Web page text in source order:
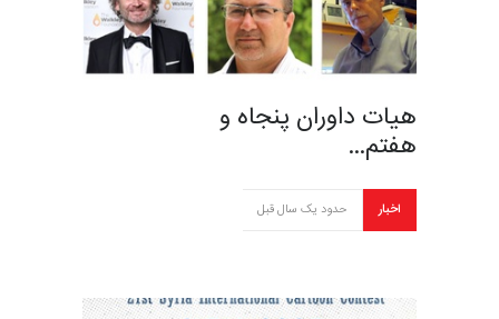
هیات داوران پنجاه و
هفتم…
اخبار حدود یک سال قبل